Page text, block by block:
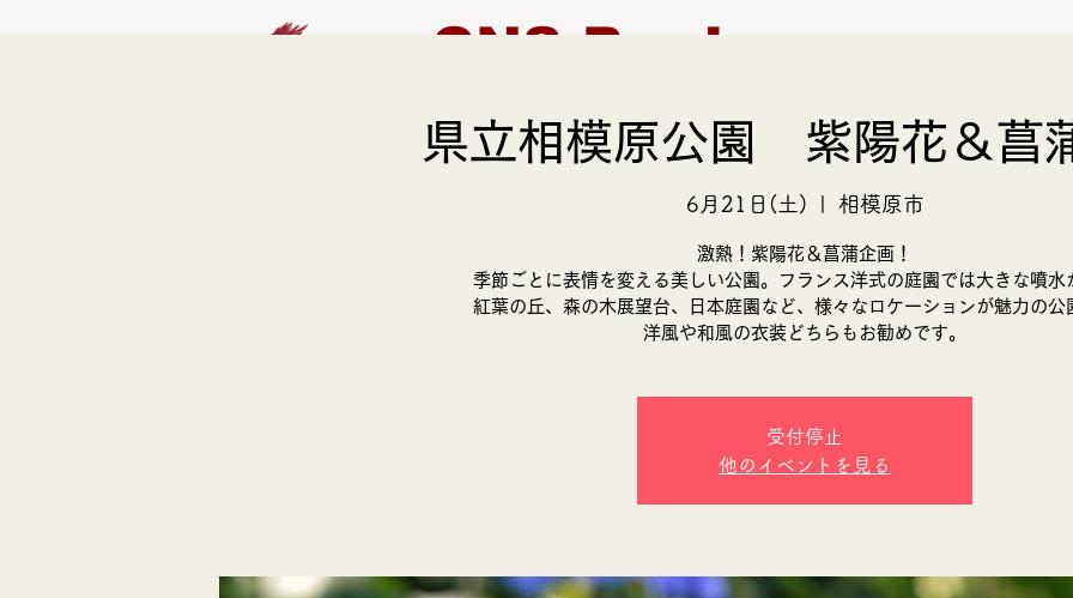
CNS Produce
EVENT モデル募集 支援活動
県立相模原公園 紫陽花＆菖
6月21日(土) 相模原市
激熱！紫陽花＆菖蒲企画！
季節ごとに表情を変える美しい公園。フランス洋式の庭園では大きな噴水
紅葉の丘、森の木展望台、日本庭園など、様々なロケーションが魅力の公
洋風や和風の衣装どちらもお勧めです。
受付停止
他のイベントを見る